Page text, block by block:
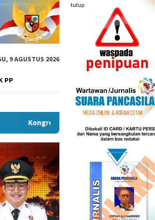
tutup
9 AGUSTUS 2026
PP
Nusantara di Malang, Sekda Budiar